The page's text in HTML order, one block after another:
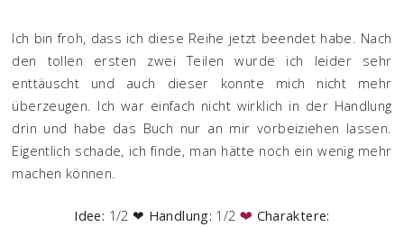
Ich bin froh, dass ich diese Reihe jetzt beendet habe. Nach
den tollen ersten zwei Teilen wurde ich leider sehr
enttäuscht und auch dieser konnte mich nicht mehr
überzeugen. Ich war einfach nicht wirklich in der Handlung
drin und habe das Buch nur an mir vorbeiziehen lassen.
Eigentlich schade, ich finde, man hätte noch ein wenig mehr
machen können.
Idee: 1/2 ❤ Handlung: 1/2 ❤ Charaktere: